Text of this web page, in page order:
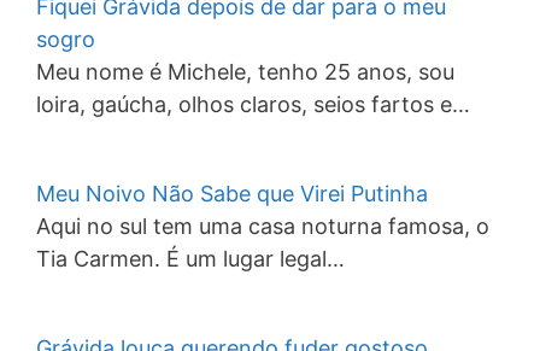
Fiquei Grávida depois de dar para o meu
sogro
Meu nome é Michele, tenho 25 anos, sou
loira, gaúcha, olhos claros, seios fartos e…
Meu Noivo Não Sabe que Virei Putinha
Aqui no sul tem uma casa noturna famosa, o
Tia Carmen. É um lugar legal…